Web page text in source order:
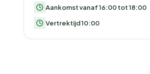
Aankomst vanaf 16:00 tot 18:00
Vertrektijd 10:00